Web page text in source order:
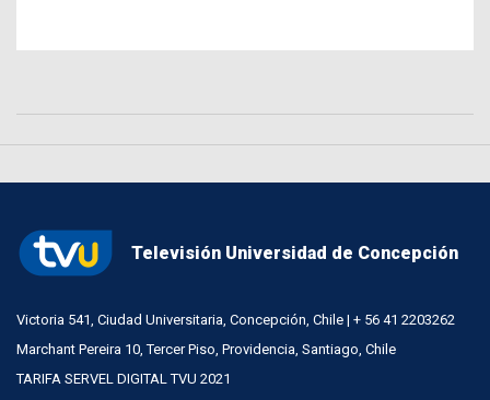
Televisión Universidad de Concepción
Victoria 541, Ciudad Universitaria, Concepción, Chile | + 56 41 2203262
Marchant Pereira 10, Tercer Piso, Providencia, Santiago, Chile
TARIFA SERVEL DIGITAL TVU 2021